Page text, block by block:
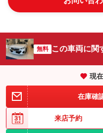
無料 この車両に関
現在
在庫確
来店予約